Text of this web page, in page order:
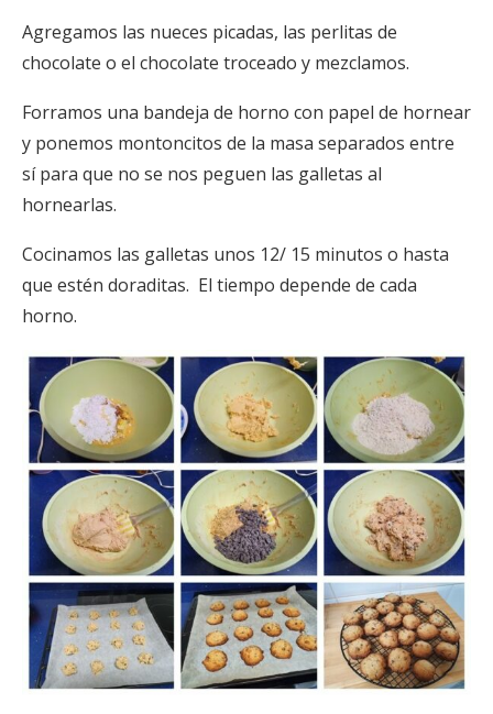
Agregamos las nueces picadas, las perlitas de
chocolate o el chocolate troceado y mezclamos.
Forramos una bandeja de horno con papel de hornear
y ponemos montoncitos de la masa separados entre
sí para que no se nos peguen las galletas al
hornearlas.
Cocinamos las galletas unos 12/ 15 minutos o hasta
que estén doraditas. El tiempo depende de cada
horno.